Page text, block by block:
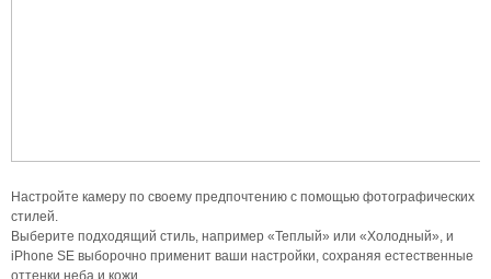
Настройте камеру по своему предпочтению с помощью фотографических
стилей.
Выберите подходящий стиль, например «Теплый» или «Холодный», и
iPhone SE выборочно применит ваши настройки, сохраняя естественные
оттенки неба и кожи.